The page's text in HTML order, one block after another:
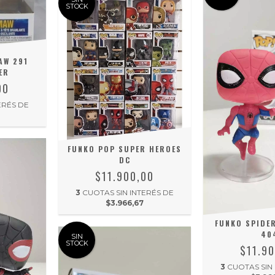
291
DE
STOCK
FUNKO POP SUPER HEROES
DC
$11.900,00
3 CUOTAS SIN INTERÉS DE
$3.966,67
FUNKO
3 CUOTAS SIN
SIN
STOCK